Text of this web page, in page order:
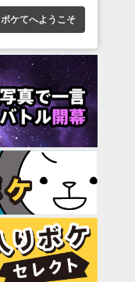
ボケてへようこそ